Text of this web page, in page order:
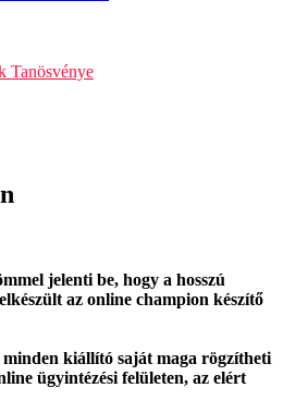
Tanösvénye
jelenti be, hogy a hosszú
az online champion készítő
minden kiállító saját maga rögzítheti
ügyintézési felületen, az elért